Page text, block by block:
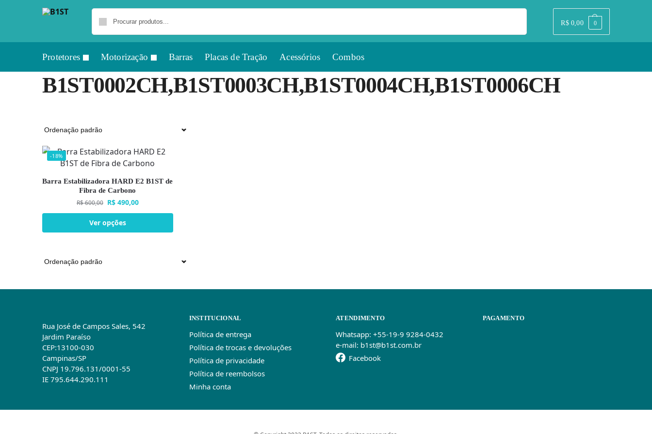
R$0,00 0
Protetores Motorização Barras Placas de Tração Acessórios Combos
B1ST0002CH,B1ST0003CH,B1ST0004CH,B1ST0006CH
-18%
Barra Estabilizadora HARD E2 B1ST de
Fibra de Carbono
R$600,00 R$490,00
Ver opções
Rua José de Campos Sales, 542
Jardim Paraíso
CEP:13100-030
Campinas/SP
CNPJ 19.796.131/0001-55
IE 795.644.290.111
INSTITUCIONAL
Política de entrega
Política de trocas e devoluções
Política de privacidade
Política de reembolsos
Minha conta
ATENDIMENTO
Whatsapp: +55-19-9 9284-0432
e-mail: b1st@b1st.com.br
Facebook
PAGAMENTO